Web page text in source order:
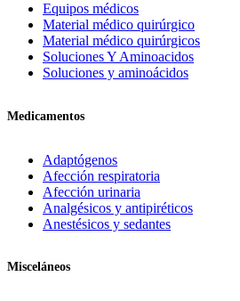
Equipos médicos
Material médico quirúrgico
Material médico quirúrgicos
Soluciones Y Aminoacidos
Soluciones y aminoácidos
Medicamentos
Adaptógenos
Afección respiratoria
Afección urinaria
Analgésicos y antipiréticos
Anestésicos y sedantes
Misceláneos